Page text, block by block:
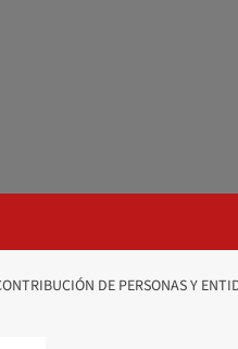
DE PERSONAS Y